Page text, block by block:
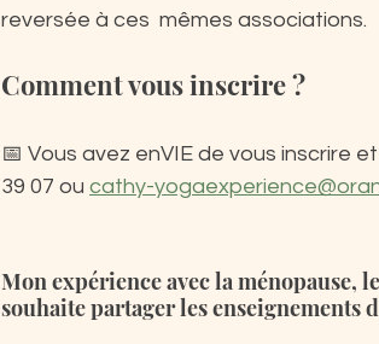
reversée à ces  mêmes associations.
Comment vous inscrire ?
📅 Vous avez enVIE de vous inscrire
39 07 ou cathy-
Mon expérience avec la ménopause,
souhaite partager les enseignements